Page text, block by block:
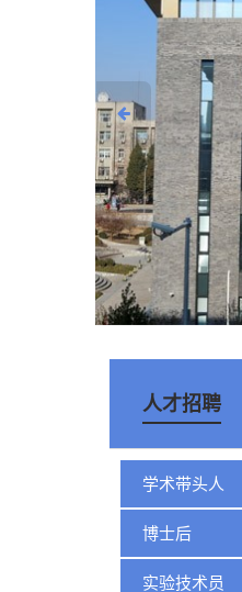
人才招聘
学术带头人
博士后
实验技术员